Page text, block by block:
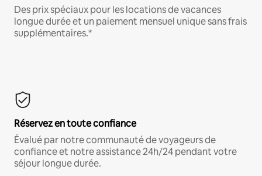
Des prix spéciaux pour les locations de vacances
longue durée et un paiement mensuel unique sans frais
supplémentaires.*
Réservez en toute confiance
Évalué par notre communauté de voyageurs de
confiance et notre assistance 24h/24 pendant votre
séjour longue durée.